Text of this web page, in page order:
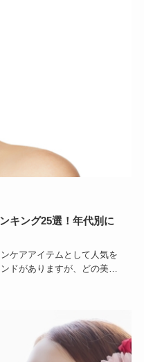
キング25選！年代別に
ケアアイテムとして人気を
ドがありますが、どの美白